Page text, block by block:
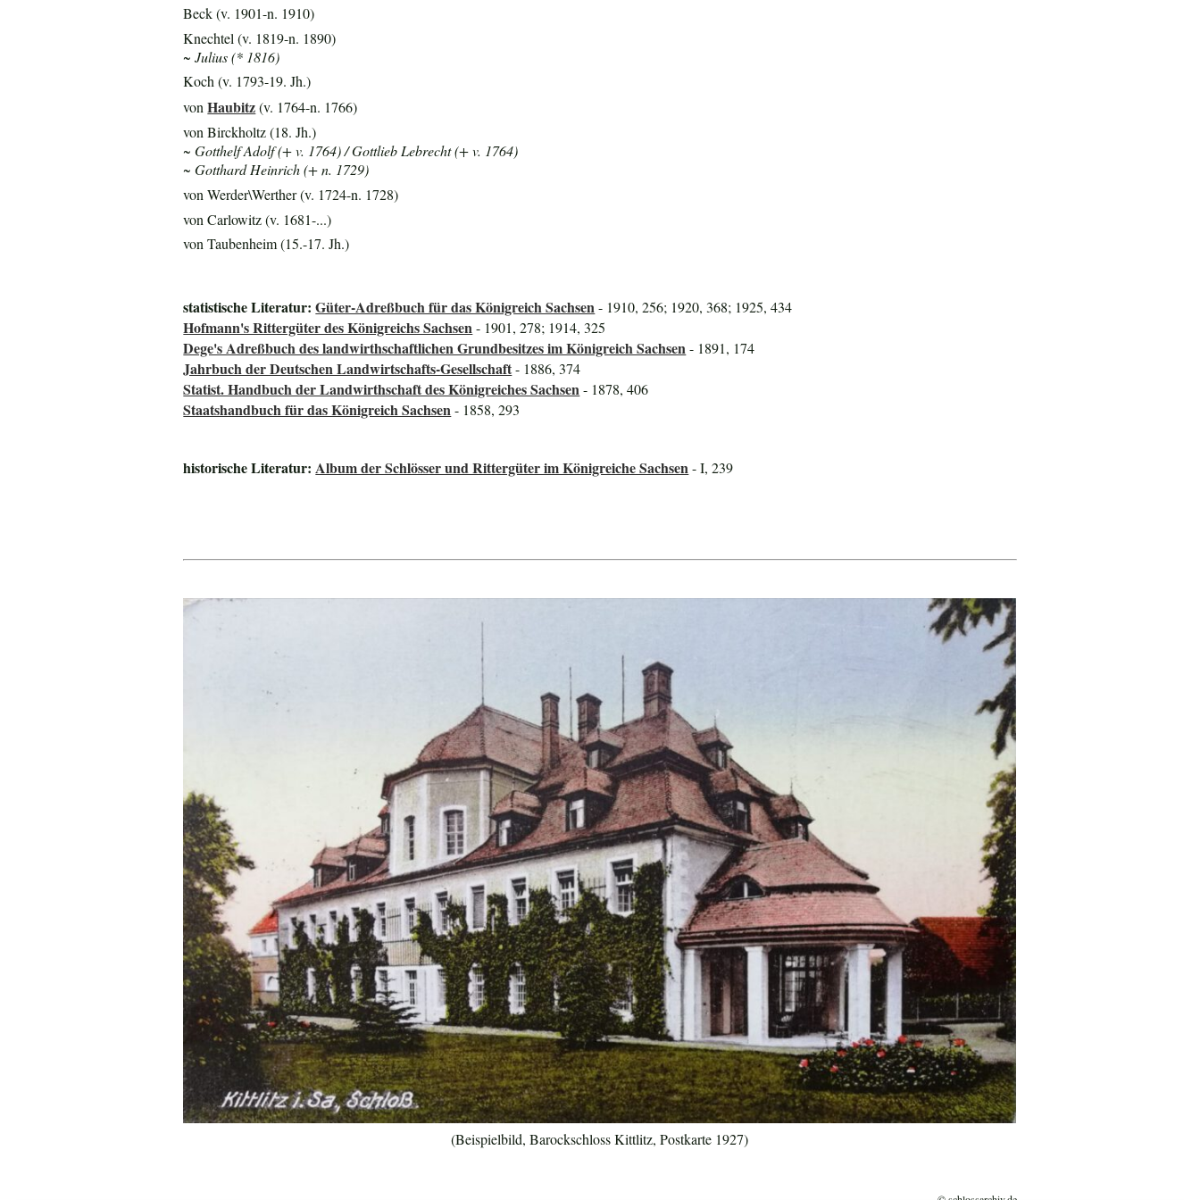
Beck (v. 1901-n. 1910)
Knechtel (v. 1819-n. 1890)
~ Julius (* 1816)
Koch (v. 1793-19. Jh.)
vonHaubitz(v. 1764-n. 1766)
von Birckholtz (18. Jh.)
~ Gotthelf Adolf (+ v. 1764) / Gottlieb Lebrecht (+ v. 1764)
~ Gotthard Heinrich (+ n. 1729)
von Werder\Werther (v. 1724-n. 1728)
von Carlowitz (v. 1681-...)
von Taubenheim (15.-17. Jh.)
statistische Literatur:Güter-Adreßbuch für das Königreich Sachsen- 1910, 256; 1920, 368; 1925, 434
Hofmann's Rittergüter des Königreichs Sachsen- 1901, 278; 1914, 325
Dege's Adreßbuch des landwirthschaftlichen Grundbesitzes im Königreich Sachsen- 1891, 174
Jahrbuch der Deutschen Landwirtschafts-Gesellschaft- 1886, 374
Statist. Handbuch der Landwirthschaft des Königreiches Sachsen- 1878, 406
Staatshandbuch für das Königreich Sachsen- 1858, 293
historische Literatur:Album der Schlösser und Rittergüter im Königreiche Sachsen- I, 239
(Beispielbild, Barockschloss Kittlitz, Postkarte 1927)